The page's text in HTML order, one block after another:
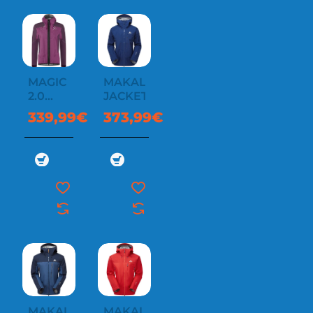
MAGIC
2.0
JACKET
WOMAN
339,99€
MAKALU
JACKET
373,99€